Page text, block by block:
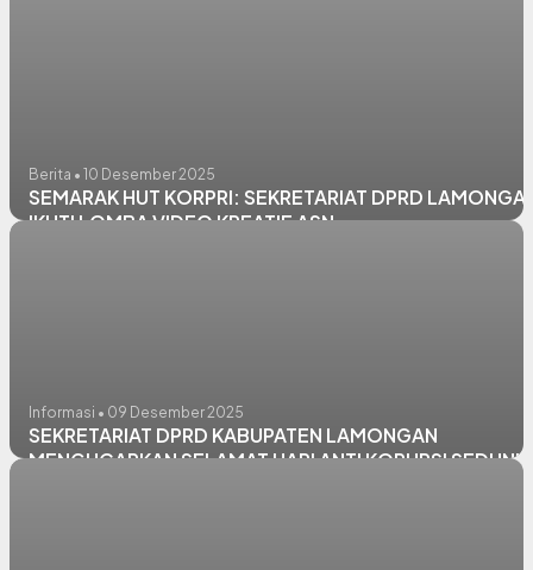
Berita • 10 Desember 2025
SEMARAK HUT KORPRI: SEKRETARIAT DPRD
IKUTI LOMBA VIDEO KREATIF ASN
Informasi • 09 Desember 2025
SEKRETARIAT DPRD KABUPATEN LAMONGAN
MENGUCAPKAN SELAMAT HARI ANTI KORUPSI SEDUNIA